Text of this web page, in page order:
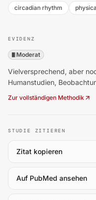
circadian rhythm
EVIDENZ
Moderat
Vielversprechend, aber
Humanstudien,
Zur vollständigen Methodik
STUDIE ZITIEREN
Zitat kopieren
Auf PubMed ansehen(